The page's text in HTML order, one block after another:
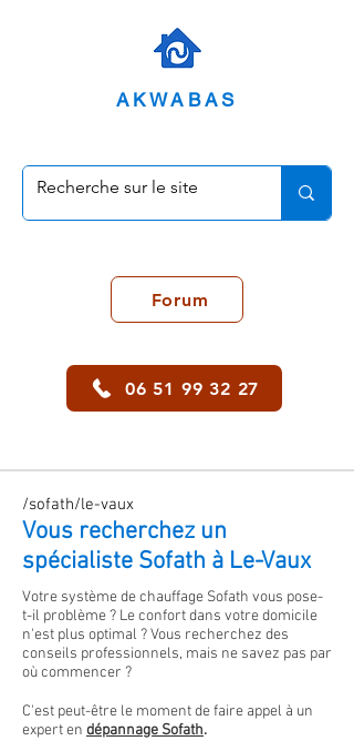
AKWABAS
Forum
06 51 99 32 27
/sofath/le-vaux
Vous recherchez un
spécialiste Sofath à Le-Vaux
Votre système de chauffage Sofath vous pose-
t-il problème ? Le confort dans votre domicile
n'est plus optimal ?Vous recherchez des
conseils professionnels, mais ne savez pas par
où commencer ?
C'est peut-être le moment de faire appel à un
expert en dépannage Sofath.